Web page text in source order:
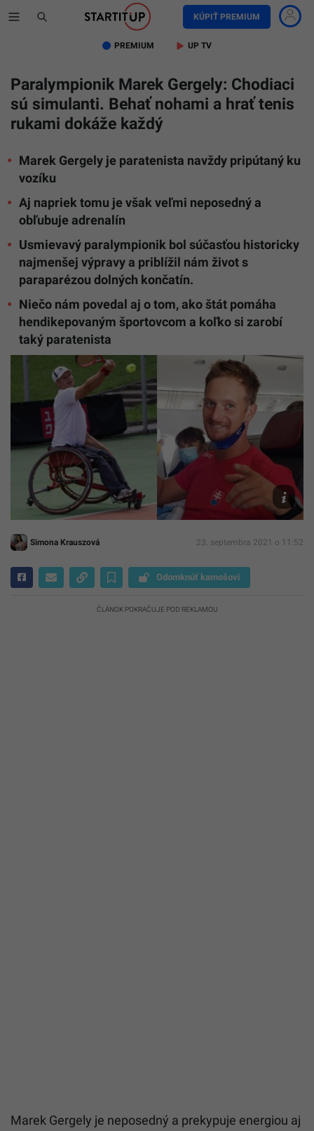
KÚPIŤ PREMIUM
PREMIUM UP TV
Paralympionik Marek Gergely: Chodiaci
sú simulanti. Behať nohami a hrať tenis
rukami dokáže každý
Marek Gergely je paratenista navždy pripútaný ku
vozíku
Aj napriek tomu je však veľmi neposedný a
obľubuje adrenalín
Usmievavý paralympionik bol súčasťou historicky
najmenšej výpravy a priblížil nám život s
paraparézou dolných končatín.
Niečo nám povedal aj o tom, ako štát pomáha
hendikepovaným športovcom a koľko si zarobí
taký paratenista
Marek
Gergely
Open
Marek
Gergely
Simona Krauszová 23. septembra 2021 o 11:52
Odomknúť kamošovi
ČLÁNOK POKRAČUJE POD REKLAMOU
Marek Gergely je neposedný a prekypuje energiou aj